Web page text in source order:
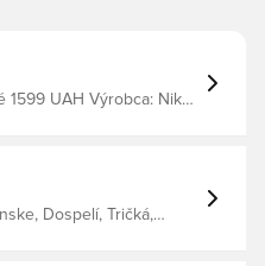
Výrobca: Nike
Dospelí, Tričká,